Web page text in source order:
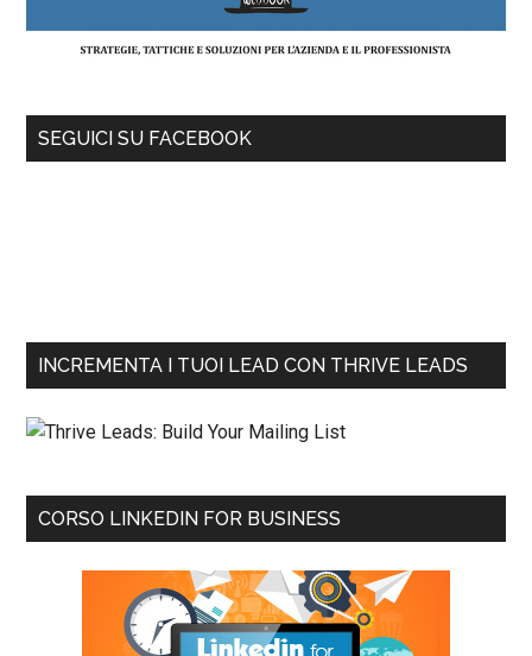
SEGUICI SU FACEBOOK
INCREMENTA I TUOI LEAD CON THRIVE LEADS
CORSO LINKEDIN FOR BUSINESS